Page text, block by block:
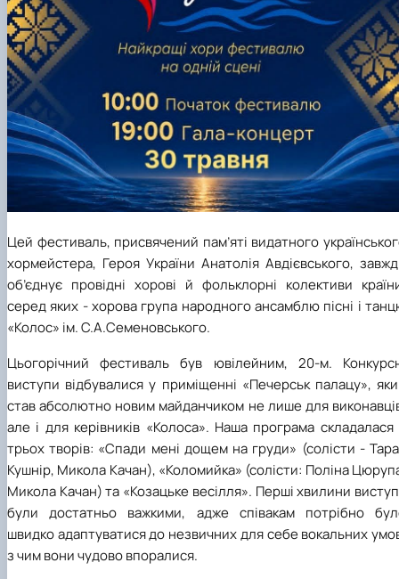
Цей фестиваль, присвячений пам’яті видатного
хормейстера, Героя України Анатолія Авдієвського,
об’єднує провідні хорові й фольклорні колективи
серед яких - хорова група народного ансамблю пісні і
«Колос» ім. С.А.Семеновського.
Цьогорічний фестиваль був ювілейним, 20-м.
виступи відбувалися у приміщенні «Печерськ палацу»,
став абсолютно новим майданчиком не лише для
але і для керівників «Колоса». Наша програма складалася
трьох творів: «Спади мені дощем на груди» (солісти -
Кушнір, Микола Качан), «Коломийка» (солісти: Поліна
Микола Качан) та «Козацьке весілля». Перші хвилини
були достатньо важкими, адже співакам потрібно
швидко адаптуватися до незвичних для себе вокальних
з чим вони чудово впоралися.